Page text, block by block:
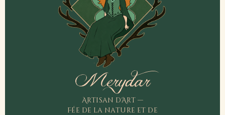
Merydar
Artisan d'Art —
Fée de la nature et de